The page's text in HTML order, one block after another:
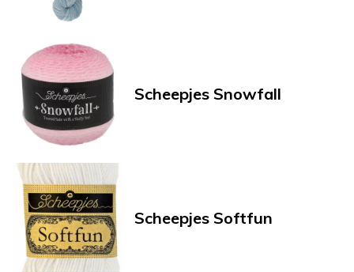
Scheepjes Snowfall
Scheepjes Softfun